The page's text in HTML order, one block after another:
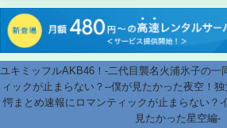
ユキミッフルAKB46！-二代目襲名火浦氷子の一
ィックが止まらない？--僕が見たかった夜空！
愕まとめ速報にロマンティックが止まらない？
見たかった星空編-